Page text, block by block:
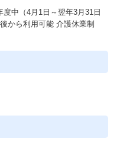
中（4月1日～翌年3月31日
から利用可能 介護休業制